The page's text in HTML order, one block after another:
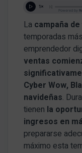
La campaña
temporadas
emprendedor
ventas
Cyber Wow,
navideñas.
tienen la
ingresos en
prepararse
máximo esta